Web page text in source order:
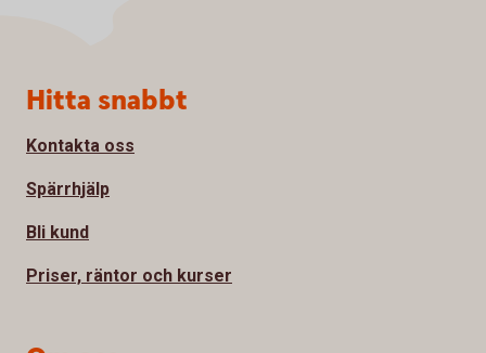
Sidfot
Hitta snabbt
Kontakta oss
Spärrhjälp
Bli kund
Priser, räntor och kurser